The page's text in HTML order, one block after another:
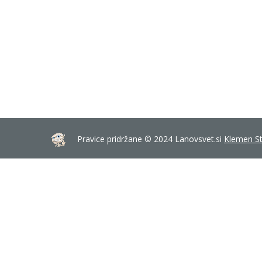
Pravice pridržane © 2024 Lanovsvet.si Klemen